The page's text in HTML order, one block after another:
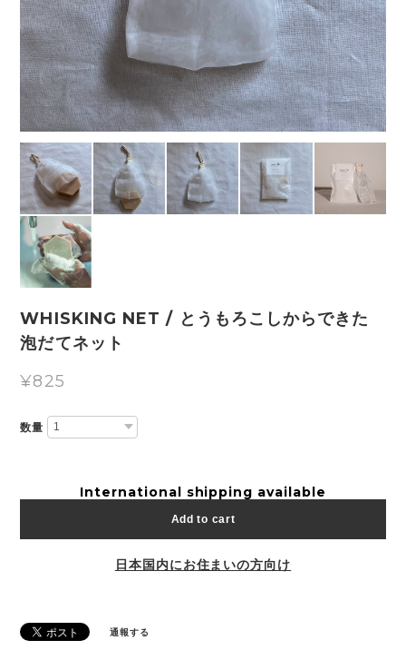
WHISKING NET / とうもろこしからできた
泡だてネット
¥825
数量
International shipping available
Add to cart
日本国内にお住まいの方向け
通報する